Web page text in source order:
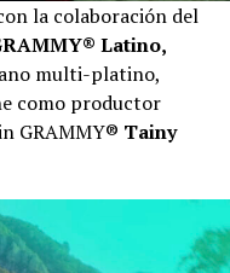
la colaboración del
Latino,
multi-platino,
como productor
GRAMMY® Tainy